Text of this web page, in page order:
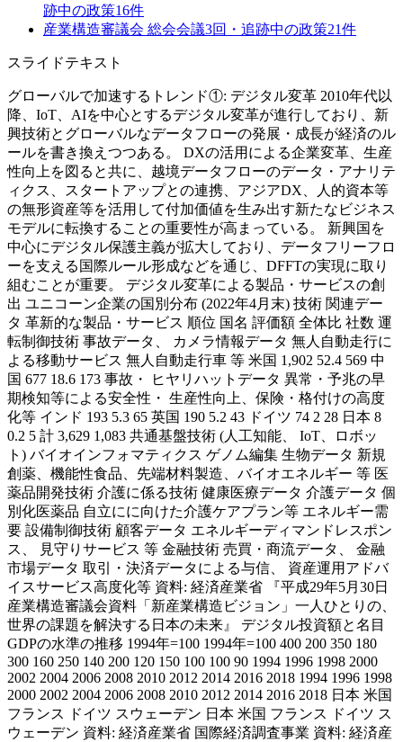
跡中の政策16件
産業構造審議会 総会会議3回・追跡中の政策21件
スライドテキスト
グローバルで加速するトレンド①: デジタル変革 2010年代以
降、IoT、AIを中心とするデジタル変革が進行しており、新
興技術とグローバルなデータフローの発展・成長が経済のル
ールを書き換えつつある。 DXの活用による企業変革、生産
性向上を図ると共に、越境データフローのデータ・アナリテ
ィクス、スタートアップとの連携、アジアDX、人的資本等
の無形資産等を活用して付加価値を生み出す新たなビジネス
モデルに転換することの重要性が高まっている。 新興国を
中心にデジタル保護主義が拡大しており、データフリーフロ
ーを支える国際ルール形成などを通じ、DFFTの実現に取り
組むことが重要。 デジタル変革による製品・サービスの創
出 ユニコーン企業の国別分布 (2022年4月末) 技術 関連デー
タ 革新的な製品・サービス 順位 国名 評価額 全体比 社数 運
転制御技術 事故データ、 カメラ情報データ 無人自動走行に
よる移動サービス 無人自動走行車 等 米国 1,902 52.4 569 中
国 677 18.6 173 事故・ ヒヤリハットデータ 異常・予兆の早
期検知等による安全性・ 生産性向上、保険・格付けの高度
化等 インド 193 5.3 65 英国 190 5.2 43 ドイツ 74 2 28 日本 8
0.2 5 計 3,629 1,083 共通基盤技術 (人工知能、 IoT、ロボッ
ト) バイオインフォマティクス ゲノム編集 生物データ 新規
創薬、機能性食品、先端材料製造、バイオエネルギー 等 医
薬品開発技術 介護に係る技術 健康医療データ 介護データ 個
別化医薬品 自立にに向けた介護ケアプラン等 エネルギー需
要 設備制御技術 顧客データ エネルギーディマンドレスポン
ス、 見守りサービス 等 金融技術 売買・商流データ、 金融
市場データ 取引・決済データによる与信、 資産運用アドバ
イスサービス高度化等 資料: 経済産業省 『平成29年5月30日
産業構造審議会資料「新産業構造ビジョン」一人ひとりの、
世界の課題を解決する日本の未来』 デジタル投資額と名目
GDPの水準の推移 1994年=100 1994年=100 400 200 350 180
300 160 250 140 200 120 150 100 100 90 1994 1996 1998 2000
2002 2004 2006 2008 2010 2012 2014 2016 2018 1994 1996 1998
2000 2002 2004 2006 2008 2010 2012 2014 2016 2018 日本 米国
フランス ドイツ スウェーデン 日本 米国 フランス ドイツ ス
ウェーデン 資料: 経済産業省 国際経済調査事業 資料: 経済産